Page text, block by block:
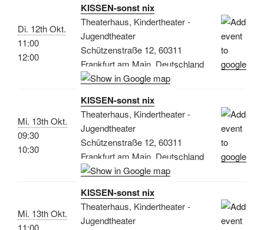
Di. 12th Okt.
11:00
12:00
KISSEN-sonst nix
Theaterhaus, Kindertheater -
Jugendtheater
Schützenstraße 12, 60311
Frankfurt am Main, Deutschland
Mi. 13th Okt.
09:30
10:30
KISSEN-sonst nix
Theaterhaus, Kindertheater -
Jugendtheater
Schützenstraße 12, 60311
Frankfurt am Main, Deutschland
Mi. 13th Okt.
11:00
KISSEN-sonst nix
Theaterhaus, Kindertheater -
Jugendtheater